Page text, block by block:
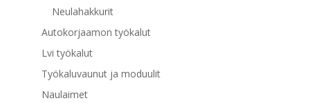
Neulahakkurit
Autokorjaamon työkalut
Lvi työkalut
Työkaluvaunut ja moduulit
Naulaimet